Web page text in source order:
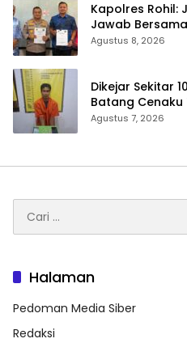
Kapolres Rohil:
Jawab
Policing
Agustus 8, 2026
Dikejar Sekitar
Agustus 7, 2026
untuk:
Halaman
Pedoman Media Siber
Redaksi